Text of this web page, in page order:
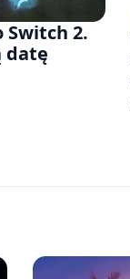
Switch 2.
datę